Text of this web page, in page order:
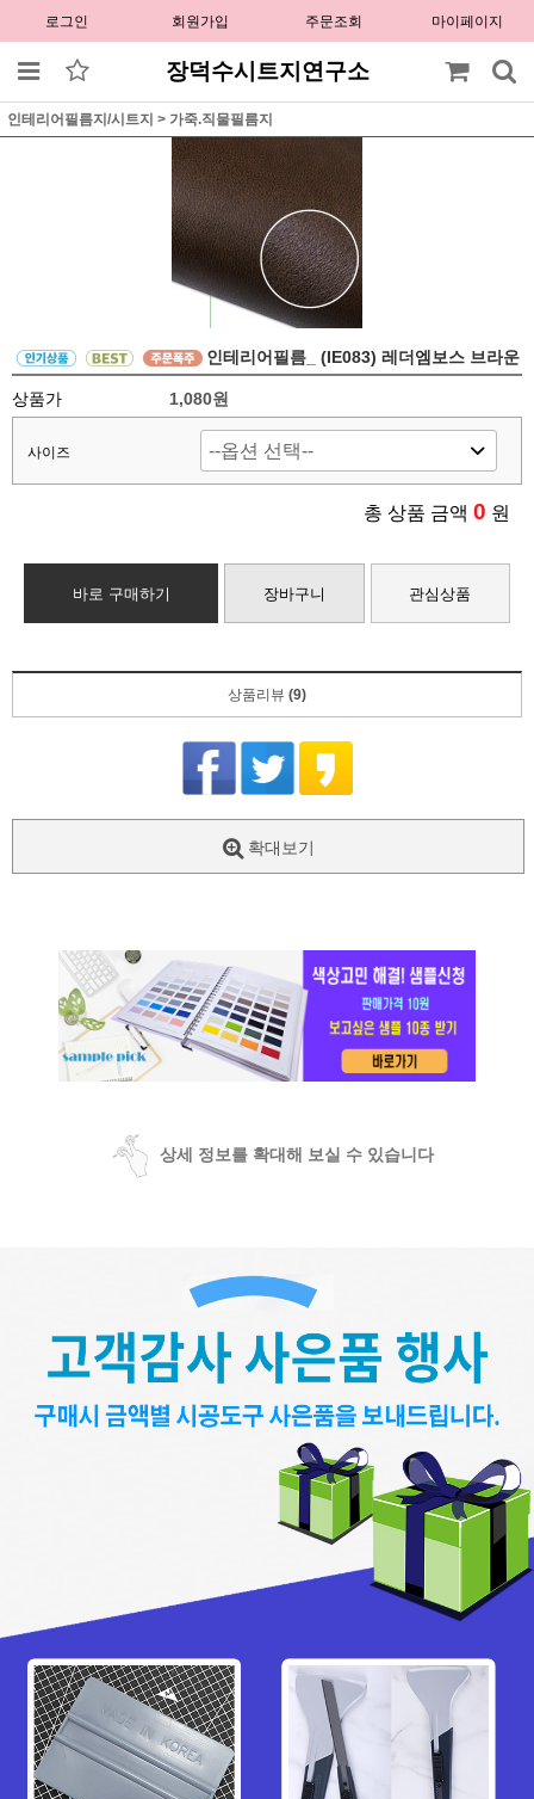
로그인 회원가입 주문조회 마이페이지
장덕수시트지연구소
인테리어필름지/시트지 > 가죽.직물필름지
인테리어필름_ (IE083) 레더엠보스 브라운
상품가 1,080원
사이즈
총 상품 금액 0 원
바로 구매하기 장바구니 관심상품
상품리뷰 (9)
확대보기
상세 정보를 확대해 보실 수 있습니다